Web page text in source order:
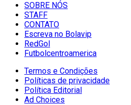
SOBRE NÓS
STAFF
CONTATO
Escreva no Bolavip
RedGol
Futbolcentroamerica
Termos e Condições
Políticas de privacidade
Política Editorial
Ad Choices